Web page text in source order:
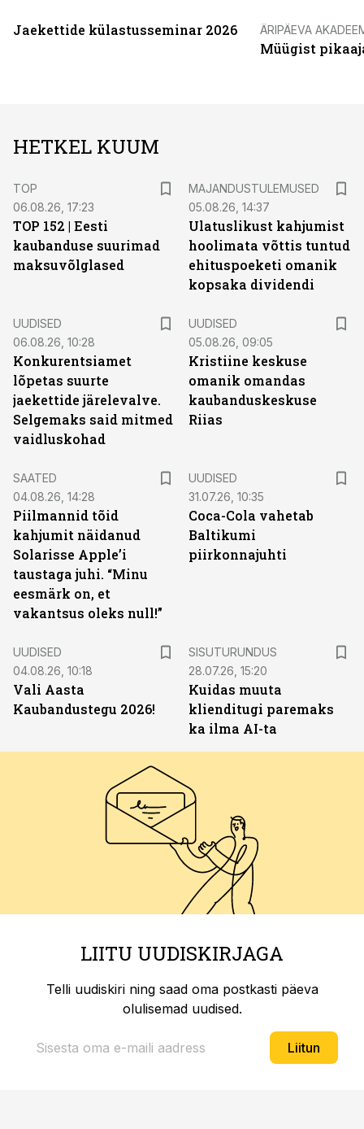
Jaekettide külastusseminar 2026 ÄRIPÄEVA
Müügist
HETKEL KUUM
TOP
06.08.26, 17:23
TOP 152 | Eesti
kaubanduse suurimad
maksuvõlglased
MAJANDUSTULEMUSED
05.08.26, 14:37
Ulatuslikust kahjumist
hoolimata võttis tuntud
ehituspoeketi omanik
kopsaka dividendi
UUDISED
06.08.26, 10:28
Konkurentsiamet
lõpetas suurte
jaekettide järelevalve.
Selgemaks said mitmed
vaidluskohad
UUDISED
05.08.26, 09:05
Kristiine keskuse
omanik omandas
kaubanduskeskuse
Riias
SAATED
04.08.26, 14:28
Piilmannid tõid
kahjumit näidanud
Solarisse Apple’i
taustaga juhi. “Minu
eesmärk on, et
vakantsus oleks null!”
UUDISED
31.07.26, 10:35
Coca-Cola vahetab
Baltikumi
piirkonnajuhti
UUDISED
04.08.26, 10:18
Vali Aasta
Kaubandustegu 2026!
SISUTURUNDUS
28.07.26, 15:20
Kuidas muuta
klienditugi paremaks
ka ilma AI-ta
LIITU UUDISKIRJAGA
Telli uudiskiri ning saad oma postkasti päeva
olulisemad uudised.
Liitun